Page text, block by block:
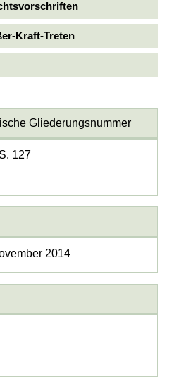
Kraft-Treten
Gliederungsnummer
127
2014